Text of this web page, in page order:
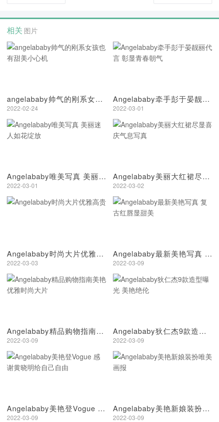
相关 图片
angelababy帅气的刚系女孩也有甜美小心机
2022-02-24
Angelababy牵手彭于晏靓丽代言 彰显青春朝气
2022-03-01
Angelababy唯美写真 美丽迷人如花绽放
2022-03-01
Angelababy美丽大红裙尽显喜庆气息写真
2022-03-02
Angelababy时尚大片优雅高贵
2022-03-03
Angelababy最新美艳写真 复古红唇显甜美
2022-03-09
Angelababy精品购物指南美艳优雅时尚大片
2022-03-09
Angelababy狄仁杰9款造型曝光 美艳绝伦
2022-03-09
Angelababy美艳登Vogue 感谢黄晓明给自己自由
2022-03-09
Angelababy美艳新娘装扮唯美画报
2022-03-09